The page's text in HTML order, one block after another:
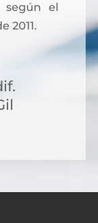
según el
2011.